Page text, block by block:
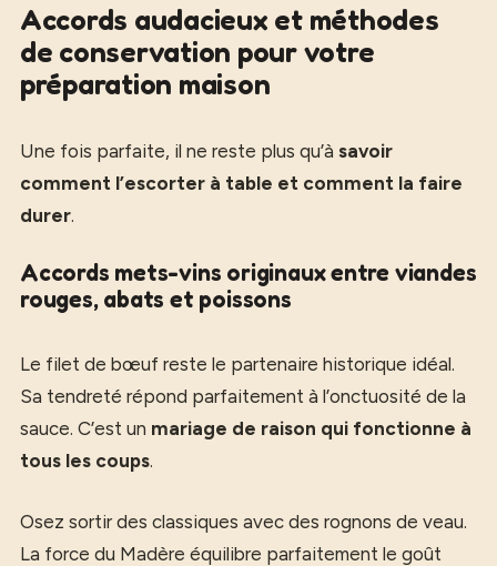
Accords audacieux et méthodes
de conservation pour votre
préparation maison
Une fois parfaite, il ne reste plus qu’à savoir
comment l’escorter à table et comment la faire
durer.
Accords mets-vins originaux entre viandes
rouges, abats et poissons
Le filet de bœuf reste le partenaire historique idéal.
Sa tendreté répond parfaitement à l’onctuosité de la
sauce. C’est un mariage de raison qui fonctionne à
tous les coups.
Osez sortir des classiques avec des rognons de veau.
La force du Madère équilibre parfaitement le goût